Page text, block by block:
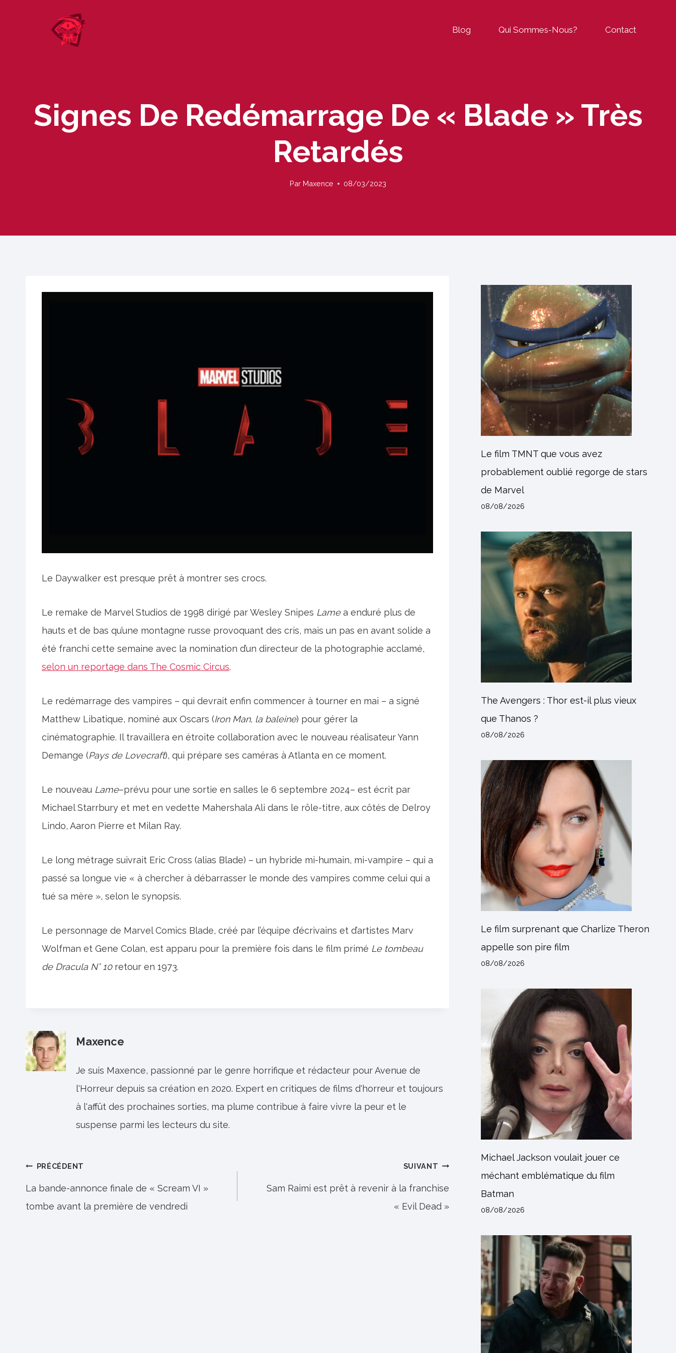
Blog Qui Sommes-Nous? Contact
Signes De Redémarrage De « Blade » Très
Retardés
Par Maxence 08/03/2023
Le Daywalker est presque prêt à montrer ses crocs.
Le remake de Marvel Studios de 1998 dirigé par Wesley Snipes Lamea enduré plus de
hauts et de bas qu’une montagne russe provoquant des cris, mais un pas en avant solide a
été franchi cette semaine avec la nomination d’un directeur de la photographie acclamé,
selon un reportage dans The Cosmic Circus.
Le redémarrage des vampires – qui devrait enfin commencer à tourner en mai – a signé
Matthew Libatique, nominé aux Oscars (Iron Man, la baleine) pour gérer la
cinématographie. Il travaillera en étroite collaboration avec le nouveau réalisateur Yann
Demange (Pays de Lovecraft), qui prépare ses caméras à Atlanta en ce moment.
Le nouveau Lame–prévu pour une sortie en salles le 6 septembre 2024– est écrit par
Michael Starrbury et met en vedette Mahershala Ali dans le rôle-titre, aux côtés de Delroy
Lindo, Aaron Pierre et Milan Ray.
Le long métrage suivrait Eric Cross (alias Blade) – un hybride mi-humain, mi-vampire – qui a
passé sa longue vie « à chercher à débarrasser le monde des vampires comme celui qui a
tué sa mère », selon le synopsis.
Le personnage de Marvel Comics Blade, créé par l’équipe d’écrivains et d’artistes Marv
Wolfman et Gene Colan, est apparu pour la première fois dans le film primé Le tombeau
de Dracula N° 10retour en 1973.
Maxence
Je suis Maxence, passionné par le genre horrifique et rédacteur pour Avenue de
l'Horreur depuis sa création en 2020. Expert en critiques de films d'horreur et toujours
à l'affût des prochaines sorties, ma plume contribue à faire vivre la peur et le
suspense parmi les lecteurs du site.
Navigation
de
l’article
PRÉCÉDENT
La bande-annonce finale de « Scream VI »
tombe avant la première de vendredi
SUIVANT
Sam Raimi est prêt à revenir à la franchise
« Evil Dead »
Le film TMNT que vous avez
probablement oublié regorge de stars
de Marvel
08/08/2026
The Avengers : Thor est-il plus vieux
que Thanos ?
08/08/2026
Le film surprenant que Charlize Theron
appelle son pire film
08/08/2026
Michael Jackson voulait jouer ce
méchant emblématique du film
Batman
08/08/2026